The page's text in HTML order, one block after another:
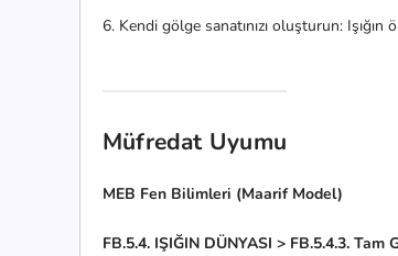
6. Kendi gölge sanatınızı oluşturun:
Müfredat Uyumu
MEB Fen Bilimleri (Maarif Model)
FB.5.4. IŞIĞIN DÜNYASI > FB.5.4.3. Tam